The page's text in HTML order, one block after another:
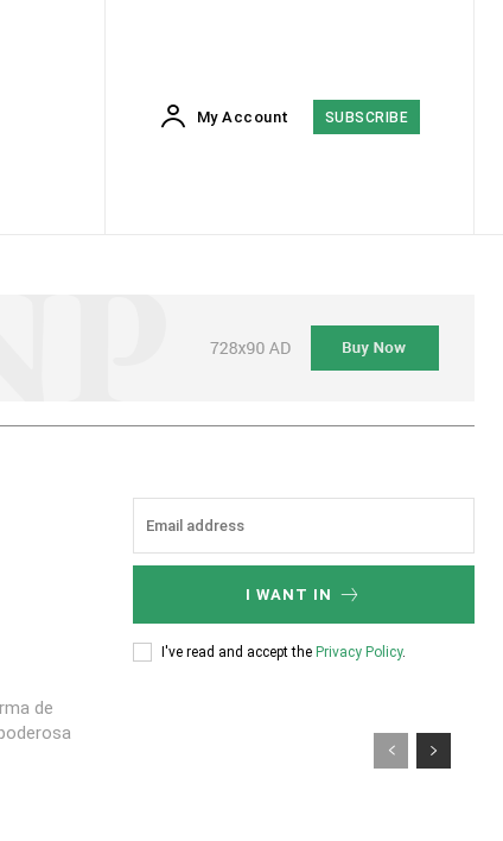
My Account SUBSCRIBE
de
I WANT IN
I've read and accept the Privacy Policy.